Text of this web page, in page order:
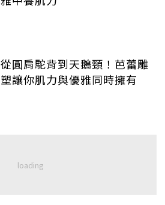
從圓肩駝背到天鵝頸！芭蕾雕
塑讓你肌力與優雅同時擁有